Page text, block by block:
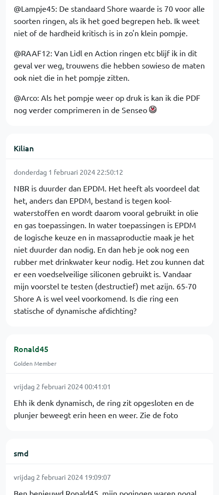
@Lampje45: De standaard Shore waarde is 70 voor alle
soorten ringen, als ik het goed begrepen heb. Ik weet
niet of de hardheid kritisch is in zo'n klein pompje.
@RAAF12: Van Lidl en Action ringen etc blijf ik in dit
geval ver weg, trouwens die hebben sowieso de maten
ook niet die in het pompje zitten.
@Arco: Als het pompje weer op druk is kan ik die PDF
nog verder comprimeren in de Senseo
Kilian
donderdag 1 februari 2024 22:50:12
NBR is duurder dan EPDM. Het heeft als voordeel dat
het, anders dan EPDM, bestand is tegen kool-
waterstoffen en wordt daarom vooral gebruikt in olie
en gas toepassingen. In water toepassingen is EPDM
de logische keuze en in massaproductie maak je het
niet duurder dan nodig. En dan heb je ook nog een
rubber met drinkwater keur nodig. Het zou kunnen dat
er een voedselveilige siliconen gebruikt is. Vandaar
mijn voorstel te testen (destructief) met azijn. 65-70
Shore A is wel veel voorkomend. Is die ring een
statische of dynamische afdichting?
Ronald45
Golden Member
vrijdag 2 februari 2024 00:41:01
Ehh ik denk dynamisch, de ring zit opgesloten en de
plunjer beweegt erin heen en weer. Zie de foto
smd
vrijdag 2 februari 2024 19:09:07
Ben benieuwd Ronald45, mijn pogingen waren nogal